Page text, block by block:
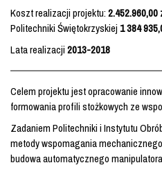
Koszt realizacji projektu:2.452.960,00
Politechniki Świętokrzyskiej 1 384
Lata realizacji2013-2018
Celem projektu jest opracowanie
formowania profili stożkowych ze
Zadaniem Politechniki i Instytutu
metody wspomagania
budowa automatycznego